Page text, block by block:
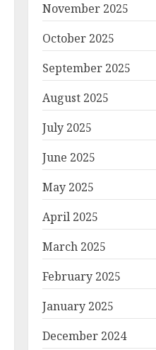
November 2025
October 2025
September 2025
August 2025
July 2025
June 2025
May 2025
April 2025
March 2025
February 2025
January 2025
December 2024